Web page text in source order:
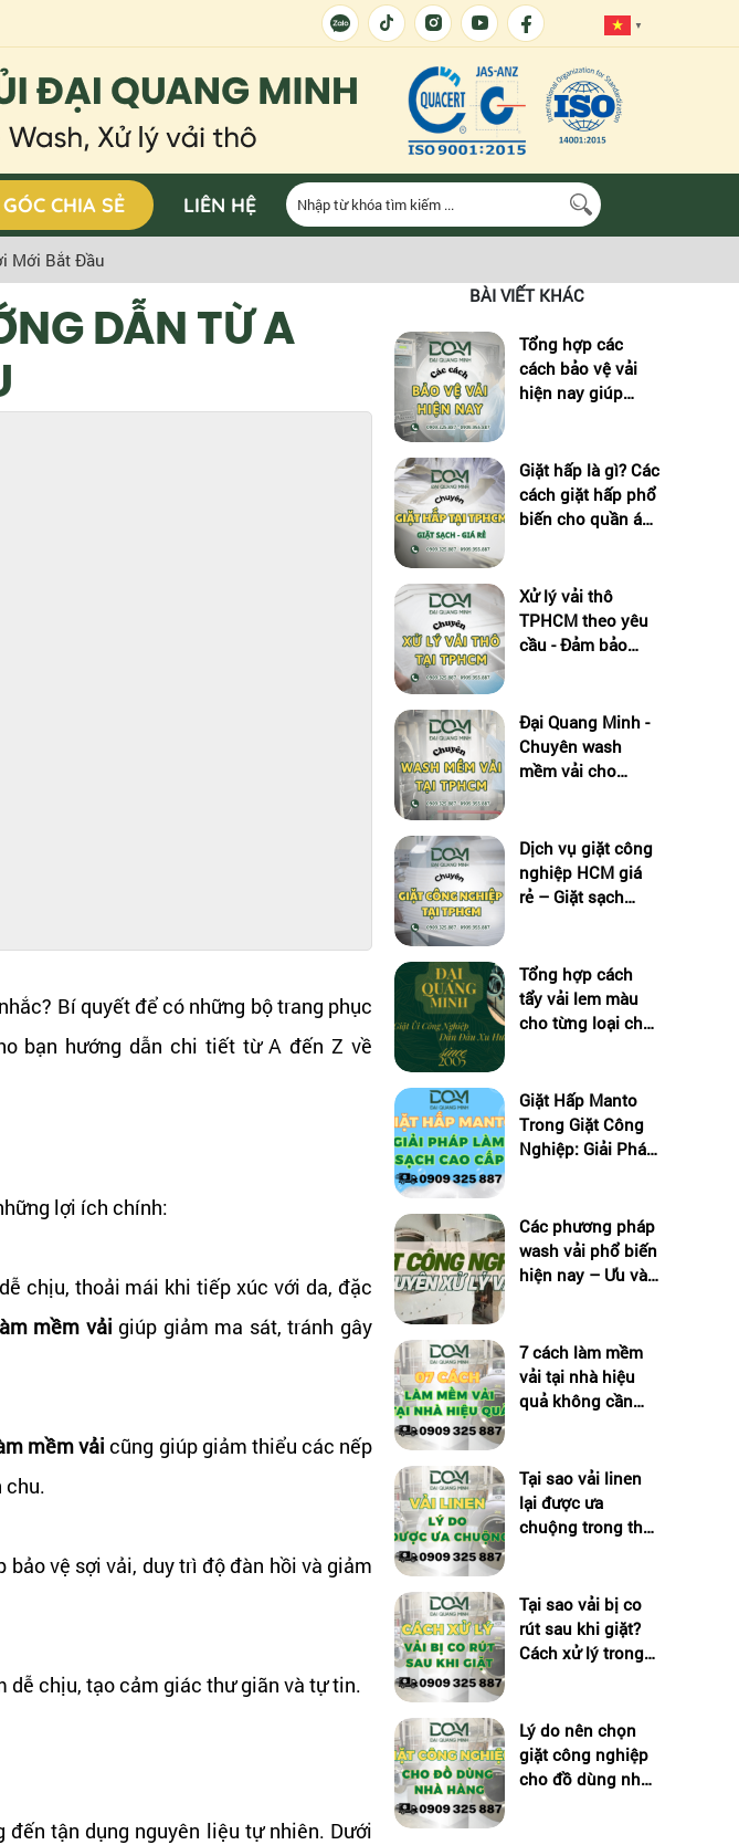
▼
GÓC CHIA SẺ LIÊN HỆ
Mới Bắt Đầu
DẪN TỪ A
Bí quyết để có những bộ trang phục
bạn hướng dẫn chi tiết từ A đến Z về
lợi ích chính:
chịu, thoải mái khi tiếp xúc với da, đặc
mềm vải giúp giảm ma sát, tránh gây
mềm vải cũng giúp giảm thiểu các nếp
chu.
bảo vệ sợi vải, duy trì độ đàn hồi và giảm
dễ chịu, tạo cảm giác thư giãn và tự tin.
tận dụng nguyên liệu tự nhiên. Dưới
BÀI VIẾT KHÁC
Tổng hợp các
cách bảo vệ vải
hiện nay giúp
Giặt hấp là gì? Các
cách giặt hấp phổ
biến cho quần áo
Xử lý vải thô
TPHCM theo yêu
cầu - Đảm bảo
Đại Quang Minh -
Chuyên wash
mềm vải cho
Dịch vụ giặt công
nghiệp HCM giá
rẻ – Giặt sạch
Tổng hợp cách
tẩy vải lem màu
cho từng loại chất
Giặt Hấp Manto
Trong Giặt Công
Nghiệp: Giải Pháp
Các phương pháp
wash vải phổ biến
hiện nay – Ưu và
7 cách làm mềm
vải tại nhà hiệu
quả không cần
Tại sao vải linen
lại được ưa
chuộng trong thời
Tại sao vải bị co
rút sau khi giặt?
Cách xử lý trong
Lý do nên chọn
giặt công nghiệp
cho đồ dùng nhà